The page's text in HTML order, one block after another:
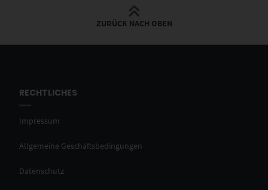
ZURÜCK NACH OBEN
RECHTLICHES
Impressum
Allgemeine Geschäftsbedingungen
Datenschutz